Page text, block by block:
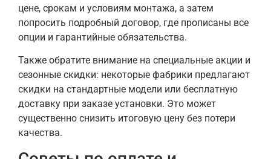
цене, срокам и условиям монтажа, а затем
попросить подробный договор, где прописаны все
опции и гарантийные обязательства.
Также обратите внимание на специальные акции и
сезонные скидки: некоторые фабрики предлагают
скидки на стандартные модели или бесплатную
доставку при заказе установки. Это может
существенно снизить итоговую цену без потери
качества.